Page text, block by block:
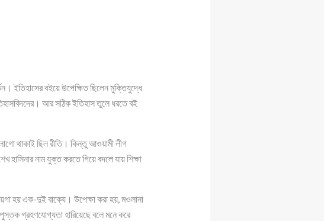
ইতিহাসের বইয়ে উপেক্ষিত ছিলেন মুক্তিযুদ্ধে
আর সঠিক ইতিহাস তুলে ধরতে বই
থাকাই ছিল রীতি। কিন্তু আওয়ামী লীগ
নাম যুক্ত করতে গিয়ে বদলে যায় শিক্ষা
হয় এক-দুই বাক্যে। উপেক্ষা করা হয়, মওলানা
গ্রহণযোগ্যতা হারিয়েছে বলে মনে করে